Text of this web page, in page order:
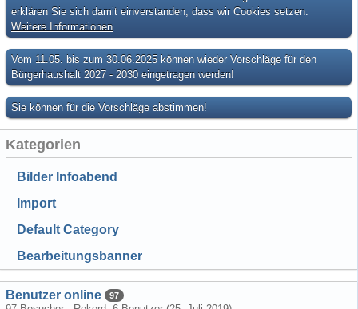
erklären Sie sich damit einverstanden, dass wir Cookies setzen.
Weitere Informationen
Vom 11.05. bis zum 30.06.2025 können wieder Vorschläge für den
Bürgerhaushalt 2027 - 2030 eingetragen werden!
Sie können für die Vorschläge abstimmen!
Kategorien
Bilder Infoabend
Import
Default Category
Bearbeitungsbanner
Benutzer online 97